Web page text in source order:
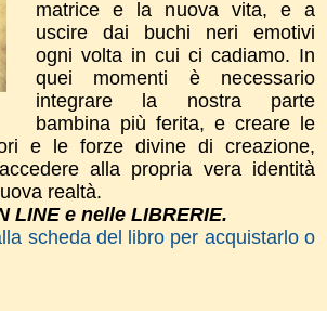
matrice e la nuova vita, e a
uscire dai buchi neri emotivi
ogni volta in cui ci cadiamo. In
quei momenti è necessario
integrare la nostra parte
bambina più ferita, e creare le
e le forze divine di creazione,
alla propria vera identità
realtà.
LINE e nelle LIBRERIE.
scheda del libro per acquistarlo o